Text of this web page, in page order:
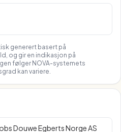
generert basert på
og gir en indikasjon på
følger NOVA-systemets
kan variere.
Douwe Egberts Norge AS